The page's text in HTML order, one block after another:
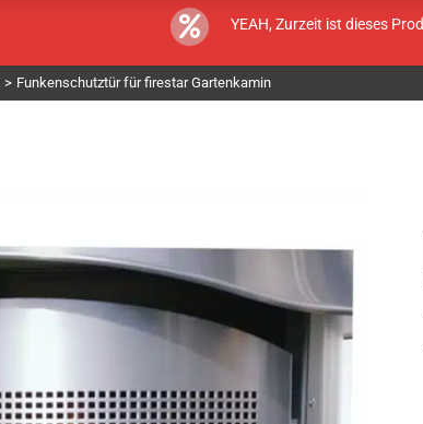
YEAH, Zurzeit ist dieses
Funkenschutztür für firestar Gartenkamin